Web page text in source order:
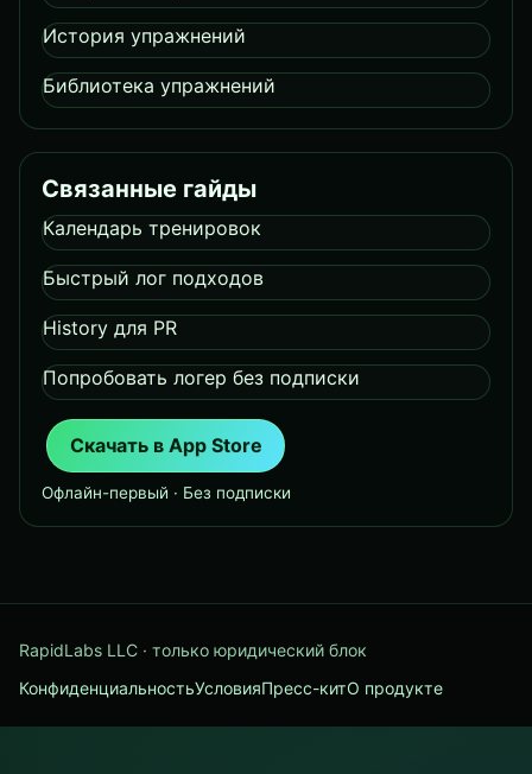
История упражнений
Библиотека упражнений
Связанные гайды
Календарь тренировок
Быстрый лог подходов
History для PR
Попробовать логер без подписки
Скачать в App Store
Офлайн-первый · Без подписки
RapidLabs LLC · только юридический блок
КонфиденциальностьУсловияПресс-китО продукте